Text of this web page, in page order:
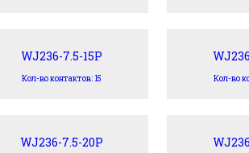
WJ236-7.5-15P
Кол-во контактов: 15 Кол-во
WJ236-7.5-20P